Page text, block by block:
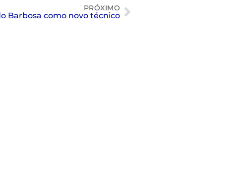
PRÓXIMO
Barbosa como novo técnico